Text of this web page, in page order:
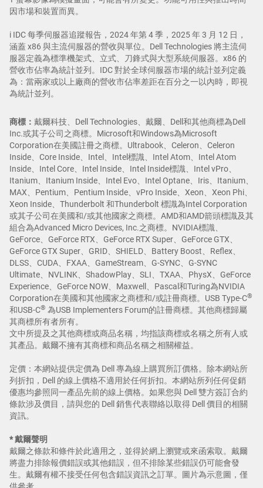
因市場和裝置而異。
i IDC 每季伺服器追蹤報告，2024 年第 4 季，2025 年 3 月 12 日，
涵蓋 x86 與主流伺服器的營收與單位。Dell Technologies 將主流伺
服器定義為標準機架式、立式、刀鋒式與大型系統伺服器。x86 的
營收市佔率為統計並列。IDC 對於全球伺服器市場的統計並列定義
為：當兩家或以上廠商的營收市佔率差距在百分之一以內時，即視
為統計並列。
商標： 戴爾科技、Dell Technologies、戴爾、Dell和其他商標為Dell
Inc.或其子公司之商標。Microsoft和Windows為Microsoft
Corporation在美國註冊之商標。Ultrabook、Celeron、Celeron
Inside、Core Inside、Intel、Intel標識、Intel Atom、Intel Atom
Inside、Intel Core、Intel Inside、Intel Inside標識、Intel vPro、
Itanium、Itanium Inside、Intel Evo、Intel Optane、Iris、Itanium、
MAX、Pentium、Pentium Inside、vPro Inside、Xeon、Xeon Phi、
Xeon Inside、Thunderbolt 和Thunderbolt 標識為Intel Corporation
或其子公司在美國和/或其他國家之商標。AMD和AMD箭頭標識及其
組合為Advanced Micro Devices, Inc.之商標。NVIDIA標識、
GeForce、GeForce RTX、GeForce RTX Super、GeForce GTX、
GeForce GTX Super、GRID、SHIELD、Battery Boost、Reflex、
DLSS、CUDA、FXAA、GameStream、G-SYNC、G-SYNC
Ultimate、NVLINK、ShadowPlay、SLI、TXAA、PhysX、GeForce
Experience、GeForce NOW、Maxwell、Pascal和Turing為NVIDIA
Corporation在美國和其他國家之商標和/或註冊商標。USB Type-C®
和USB-C® 為USB Implementers Forum的註冊商標。其他商標歸屬
其商標所有者所有。
文中所提及之其他商標或商品名稱，均指該商標或名稱之所有人或
其產品。戴爾不擁有其商標和商品名稱之相關權益。
定價：本網站提供定價為 Dell 專為線上購買所訂價格。除本網站所
列折扣，Dell 的線上價格不適用於任何折扣。本網站所列任何促銷
優惠均參照同一產品先前的線上價格。如果您與 Dell 雙方簽訂合約
條款涉及價目，請與您的 Dell 銷售代表聯絡以取得 Dell 價目的相關
資訊。
* 戴爾聲明
戴爾之條款和條件於此適用之，並得於網上瀏覽或來函索取。戴爾
將盡力排除報價錯誤或其他錯誤，但不排除某些錯誤仍可能會發
生。戴爾有權不接受任何包含錯誤資訊之訂單。圖片為示意圖，僅
供參考。